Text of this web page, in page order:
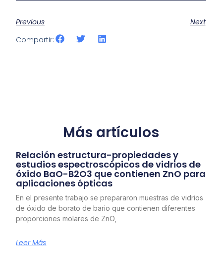
Previous
Next
Compartir:
Más artículos
Relación estructura-propiedades y
estudios espectroscópicos de vidrios de
óxido BaO-B2O3 que contienen ZnO para
aplicaciones ópticas
En el presente trabajo se prepararon muestras de vidrios
de óxido de borato de bario que contienen diferentes
proporciones molares de ZnO,
Leer Más